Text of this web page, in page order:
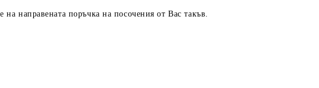
направената поръчка на посочения от Вас такъв.